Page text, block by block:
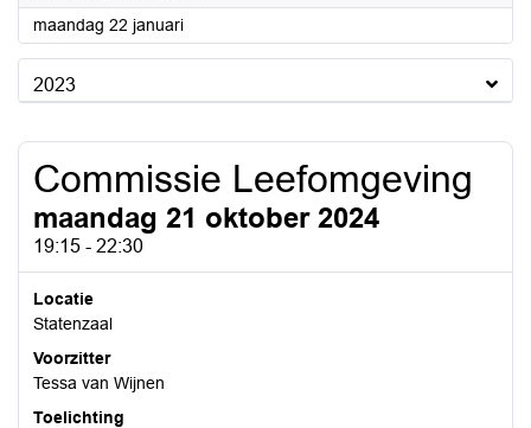
maandag 22 januari2024
2023
Commissie Leefomgeving
maandag 21 oktober 2024
19:15 - 22:30
Locatie
Statenzaal
Voorzitter
Tessa van Wijnen
Toelichting